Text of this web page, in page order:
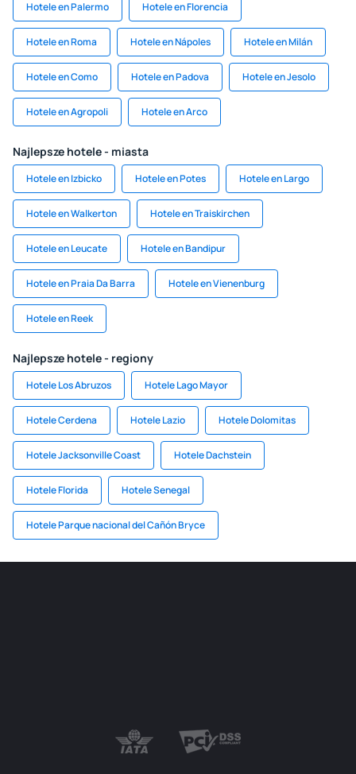
Hotele en Palermo Hotele en Florencia
Hotele en Roma Hotele en Nápoles Hotele en Milán
Hotele en Como Hotele en Padova Hotele en Jesolo
Hotele en Agropoli Hotele en Arco
Najlepsze hotele - miasta
Hotele en Izbicko Hotele en Potes Hotele en Largo
Hotele en Walkerton Hotele en Traiskirchen
Hotele en Leucate Hotele en Bandipur
Hotele en Praia Da Barra Hotele en Vienenburg
Hotele en Reek
Najlepsze hotele - regiony
Hotele Los Abruzos Hotele Lago Mayor
Hotele Cerdena Hotele Lazio Hotele Dolomitas
Hotele Jacksonville Coast Hotele Dachstein
Hotele Florida Hotele Senegal
Hotele Parque nacional del Cañón Bryce